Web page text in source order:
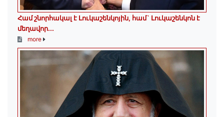
Համ շնորհակալ է Լուկաշենկոյին, համ` Լուկաշենկոն է
մեղավոր․․․
more